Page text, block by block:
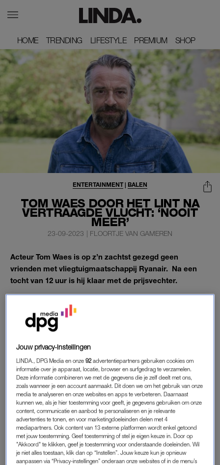
HOME
HOME TRENDING
TRENDING LIFESTYLE
LIFESTYLE PREMIUM
PREMIUM SHOP
SHOP
TOM WAES DOOR HET LINT NA
VERTRAAGDE VLUCHT: ‘NOOIT
MEER’
ENTERTAINMENT | BALEN
23-09-2023 | FLOORTJE VAN GAMEREN
Acteur Tom Waes is op z’n zachtst gezegd geen
vrienden met vliegtuigmaatschappij Ryanair. Na een
tocht van 12 uur is hij klaar met de prijsvechter.
TOM WAES
Door vertraging was Waes maar liefst 12 uur onderweg van het
Spaanse Gerona naar Eindhoven. ‘Na twee uur in het vliegtuig
te hebben gewacht, werden we allemaal gevraagd het toestel
te verlaten’, schrijft Waes op Instagram.
Het bleef echter niet bij deze vertraging. ‘Vervolgens moesten
we vier uur wachten in een hok’, beschrijft de tv-presentator. In
plaats van hun geplande bestemming werden de passagiers
naar Keulen gebracht. Van daaruit werden ze met de bus
vervoerd, wat nog eens meer dan twee uur duurde.
Jouw privacy-instellingen
LINDA., DPG Media en onze92 advertentiepartners gebruiken cookies om
informatie over je apparaat, locatie, browser en surfgedrag te verzamelen.
Deze informatie combineren we met de gegevens die je zelf deelt met ons,
zoals wanneer je een account aanmaakt. Dit doen we om het gebruik van onze
media te analyseren en onze websites en apps te verbeteren. Daarnaast
kunnen we, als je hier toestemming voor geeft, je gegevens gebruiken om onze
content, communicatie en aanbod te personaliseren en je relevante
advertenties te tonen, en voor marketingdoeleinden delen met 4
mediapartners. Ook content van 13 externe platformen wordt enkel getoond
met jouw toestemming. Geef toestemming of stel je eigen keuze in. Door op
"Akkoord" te klikken, geef je toestemming voor onderstaande doeleinden. Wil
je niet alles toestaan, klik dan op “Instellen”. Jouw keuze kun je opnieuw
aanpassen via “Privacy-instellingen” onderaan onze websites of in de menu’s